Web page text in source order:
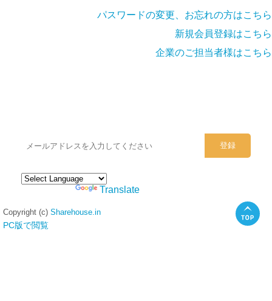
パスワードの変更、お忘れの方はこちら
新規会員登録はこちら
企業のご担当者様はこちら
Translate
Copyright (c) Sharehouse.in
PC版で閲覧